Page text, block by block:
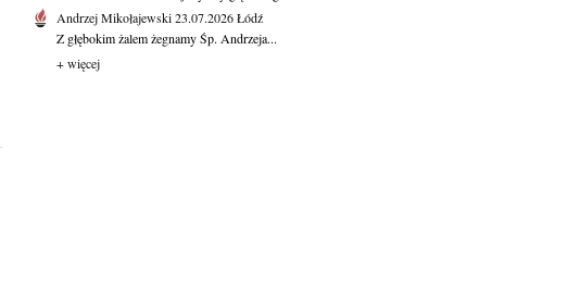
Andrzej Mikołajewski23.07.2026Łódź
Z głębokim żalem żegnamy Śp. Andrzeja...
+ więcej